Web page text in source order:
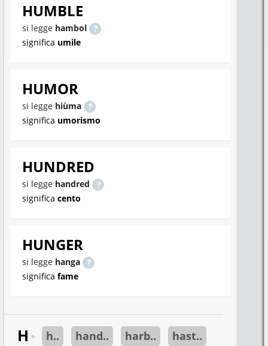
HUMBLE
si legge hambol
significa umile
HUMOR
si legge hiùma
significa umorismo
HUNDRED
si legge handred
significa cento
HUNGER
si legge hanga
significa fame
H ► h.. hand.. harb..
hast..